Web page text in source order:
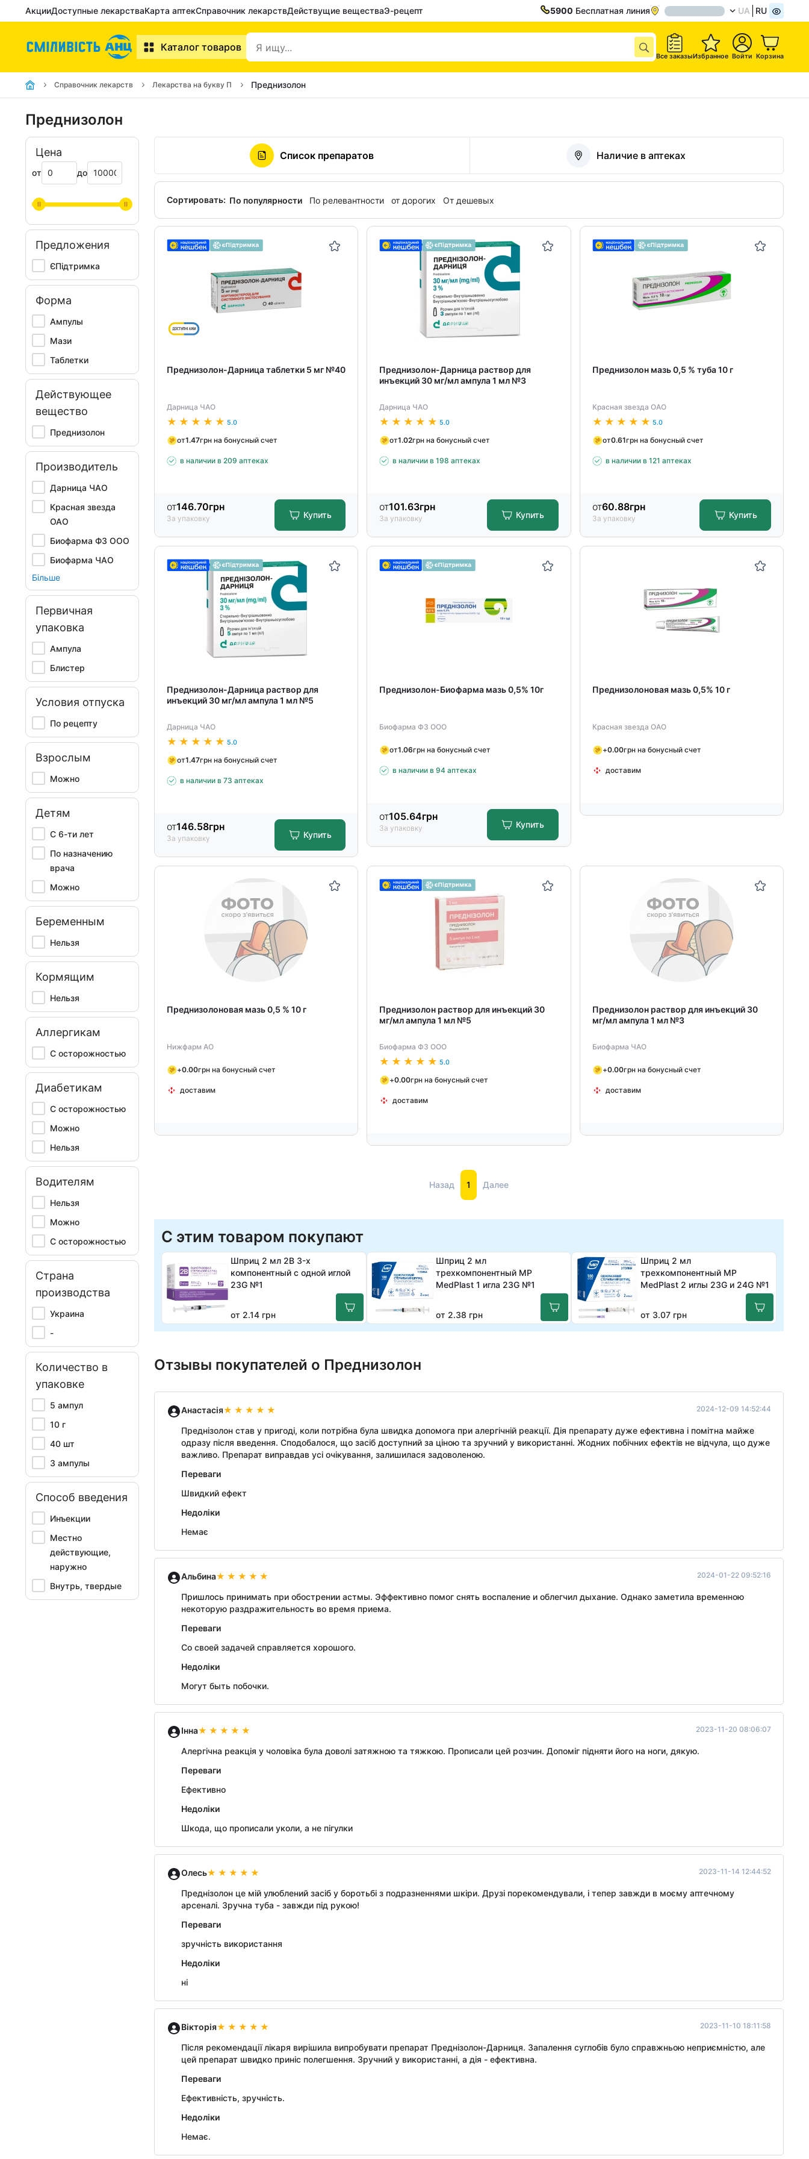
АкцииДоступные лекарстваКарта аптекСправочник лекарствДействущие веществаЭ-рецепт 5900 Бесплатная линия UA RU
Каталог товаров
Все заказыИзбранное Войти Корзина
Справочник лекарств Лекарства на букву П Преднизолон
Преднизолон
Цена
от до
Предложения
ЄПідтримка
Форма
Ампулы
Мази
Таблетки
Действующее
вещество
Преднизолон
Производитель
Дарница ЧАО
Красная звезда
ОАО
Биофарма ФЗ ООО
Биофарма ЧАО
Більше
Первичная
упаковка
Ампула
Блистер
Условия отпуска
По рецепту
Взрослым
Можно
Детям
С 6-ти лет
По назначению
врача
Можно
Беременным
Нельзя
Кормящим
Нельзя
Аллергикам
С осторожностью
Диабетикам
С осторожностью
Можно
Нельзя
Водителям
Нельзя
Можно
С осторожностью
Страна
производства
Украина
-
Количество в
упаковке
5 ампул
10 г
40 шт
3 ампулы
Способ введения
Инъекции
Местно
действующие,
наружно
Внутрь, твердые
Список препаратов Наличие в аптеках
Сортировать: По популярности По релевантности от дорогих От дешевых
Преднизолон-Дарница таблетки 5 мг №40
Дарница ЧАО
5.0
от1.47грн на бонусный счет
в наличии в 209 аптеках
от146.70грн
За упаковку Купить
Преднизолон-Дарница раствор для
инъекций 30 мг/мл ампула 1 мл №3
Дарница ЧАО
5.0
от1.02грн на бонусный счет
в наличии в 198 аптеках
от101.63грн
За упаковку Купить
Преднизолон мазь 0,5 % туба 10 г
Красная звезда ОАО
5.0
от0.61грн на бонусный счет
в наличии в 121 аптеках
от60.88грн
За упаковку Купить
Преднизолон-Дарница раствор для
инъекций 30 мг/мл ампула 1 мл №5
Дарница ЧАО
5.0
от1.47грн на бонусный счет
в наличии в 73 аптеках
от146.58грн
За упаковку Купить
Преднизолон-Биофарма мазь 0,5% 10г
Биофарма ФЗ ООО
от1.06грн на бонусный счет
в наличии в 94 аптеках
от105.64грн
За упаковку Купить
Преднизолоновая мазь 0,5% 10 г
Красная звезда ОАО
+0.00грн на бонусный счет
доставим
Преднизолоновая мазь 0,5 % 10 г
Нижфарм АО
+0.00грн на бонусный счет
доставим
Преднизолон раствор для инъекций 30
мг/мл ампула 1 мл №5
Биофарма ФЗ ООО
5.0
+0.00грн на бонусный счет
доставим
Преднизолон раствор для инъекций 30
мг/мл ампула 1 мл №3
Биофарма ЧАО
+0.00грн на бонусный счет
доставим
Назад 1 Далее
С этим товаром покупают
Шприц 2 мл 2B 3-х
компонентный с одной иглой
23G №1
от 2.14 грн
Шприц 2 мл
трехкомпонентный МР
MedPlast 1 игла 23G №1
от 2.38 грн
Шприц 2 мл
трехкомпонентный MP
MedPlast 2 иглы 23G и 24G №1
от 3.07 грн
Отзывы покупателей о Преднизолон
Анастасія 2024-12-09 14:52:44
Преднізолон став у пригоді, коли потрібна була швидка допомога при алергічній реакції. Дія препарату дуже ефективна і помітна майже
одразу після введення. Сподобалося, що засіб доступний за ціною та зручний у використанні. Жодних побічних ефектів не відчула, що дуже
важливо. Препарат виправдав усі очікування, залишилася задоволеною.
Переваги
Швидкий ефект
Недоліки
Немає
Альбина 2024-01-22 09:52:16
Пришлось принимать при обострении астмы. Эффективно помог снять воспаление и облегчил дыхание. Однако заметила временною
некоторую раздражительность во время приема.
Переваги
Со своей задачей справляется хорошого.
Недоліки
Могут быть побочки.
Інна 2023-11-20 08:06:07
Алергічна реакція у чоловіка була доволі затяжною та тяжкою. Прописали цей розчин. Допоміг підняти його на ноги, дякую.
Переваги
Ефективно
Недоліки
Шкода, що прописали уколи, а не пігулки
Олесь 2023-11-14 12:44:52
Преднізолон це мій улюблений засіб у боротьбі з подразненнями шкіри. Друзі порекомендували, і тепер завжди в моєму аптечному
арсеналі. Зручна туба - завжди під рукою!
Переваги
зручність використання
Недоліки
ні
Вікторія 2023-11-10 18:11:58
Після рекомендації лікаря вирішила випробувати препарат Преднізолон-Дарниця. Запалення суглобів було справжньою неприємністю, але
цей препарат швидко приніс полегшення. Зручний у використанні, а дія - ефективна.
Переваги
Ефективність, зручність.
Недоліки
Немає.